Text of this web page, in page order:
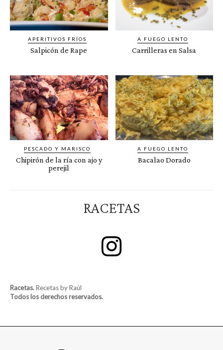
APERITIVOS FRÍOS
Salpicón de Rape
A FUEGO LENTO
Carrilleras en Salsa
PESCADO Y MARISCO
Chipirón de la ría con ajo y
perejil
A FUEGO LENTO
Bacalao Dorado
RACETAS
Racetas.Recetas by Raúl
Todos los derechos reservados.